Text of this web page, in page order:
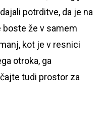
potrditve, da je na
boste že v samem
kot je v resnici
otroka, ga
tudi prostor za